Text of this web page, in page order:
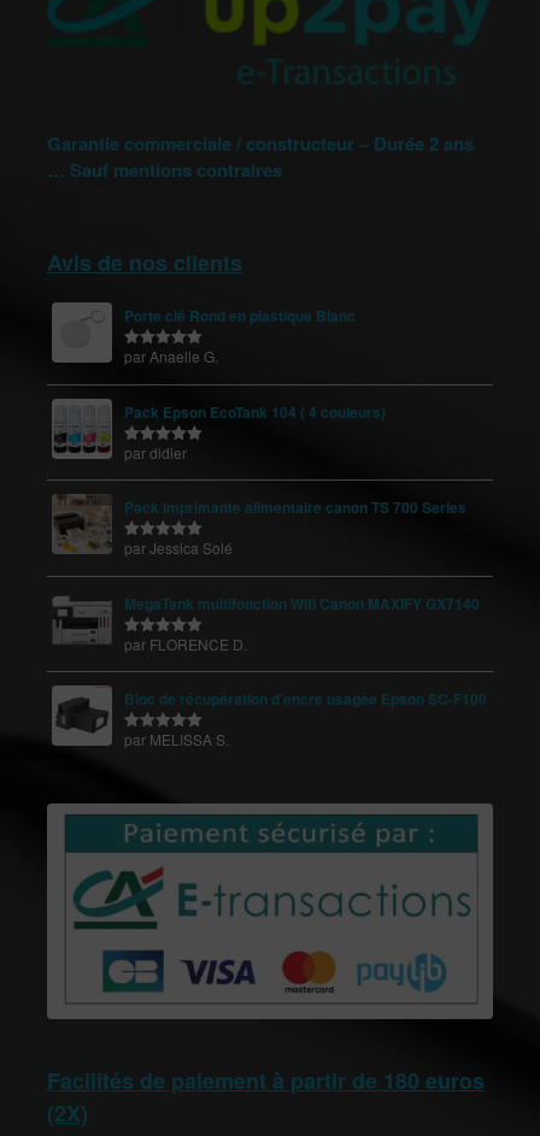
Garantie commerciale / constructeur – Durée 2 ans
… Sauf mentions contraires
Avis de nos clients
Porte clé Rond en plastique Blanc
Note5sur
par Anaelle G.
Pack Epson EcoTank 104 ( 4 couleurs)
Note 5sur
par didier
Pack imprimante alimentaire canon TS 700 Series
Note5sur
par Jessica Solé
MegaTank multifonction Wifi Canon MAXIFY GX7140
Note sur
par FLORENCE D.
Bloc de récupération d'encre usagée Epson SC-F100
Note 5sur
par MELISSA S.
Facilités de paiement à partir de 180 euros
(2X)